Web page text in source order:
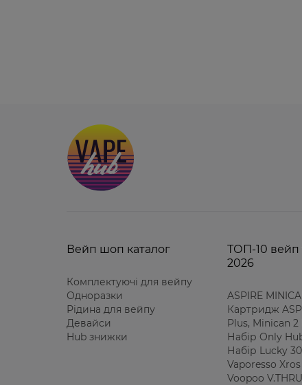
Вейп шоп каталог
Комплектуючі для вейпу
Одноразки
Рідина для вейпу
Девайси
Hub знижки
ТОП-10 вейп
2026
ASPIRE
Картридж
Plus, Minican
Набір Only
Набір Lucky
Vaporesso
Voopoo